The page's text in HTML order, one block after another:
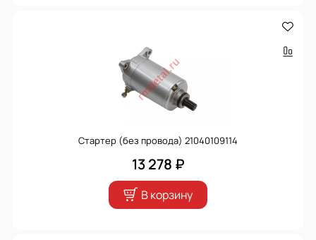
Стартер (без провода) 21040109114
13 278 ₽
В корзину